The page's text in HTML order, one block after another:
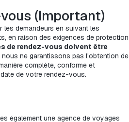
(Important)
demandeurs en suivant les
en raison des exigences de protection
de rendez-vous doivent être
nous ne garantissons pas l'obtention de
complète, conforme et
de votre rendez-vous.